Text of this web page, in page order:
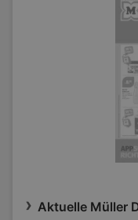
Aktuelle Müller